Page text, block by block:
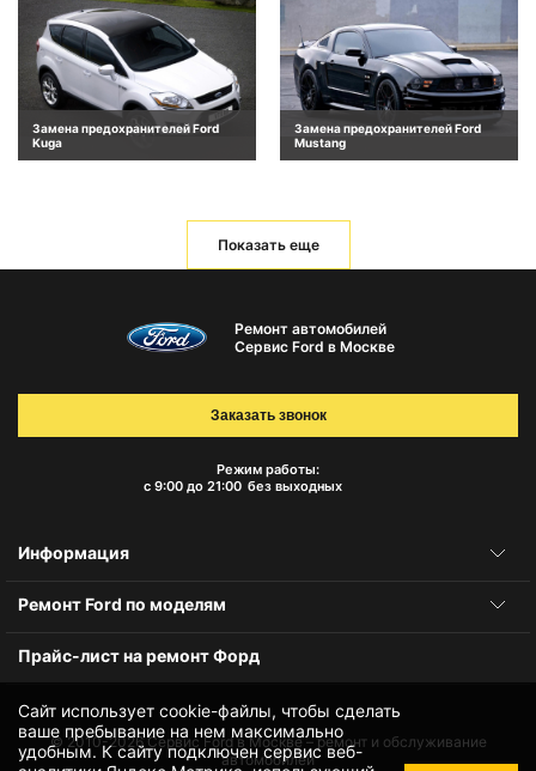
Замена предохранителей Ford
Kuga
Замена предохранителей Ford
Mustang
Показать еще
Сайт использует cookie-файлы, чтобы сделать
ваше пребывание на нем максимально
удобным. К cайту подключен сервис веб-
Ремонт автомобилей
Сервис Ford в Москве
Режим работы:
с 9:00 до 21:00 без выходных
Заказать звонок
Информация
Ремонт Ford по моделям
Прайс-лист на ремонт Форд
© 2010-2026Сервис Ford в Москве – ремонт и обслуживание
автомобилей